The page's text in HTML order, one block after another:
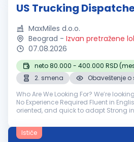
US Trucking
MaxMiles d.o.o.
Beograd - Izvan pretražene
07.08.2026
neto 80.000 - 400.000 RSD
2. smena
Obaveštenje
Who Are We Looking For? We’re
No Experience Required Fluent in
oriented, and quick to adapt Strong
improve performanc...
Ističe